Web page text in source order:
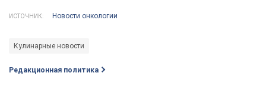
ИСТОЧНИК: Новости онкологии
Кулинарные новости
Редакционная политика